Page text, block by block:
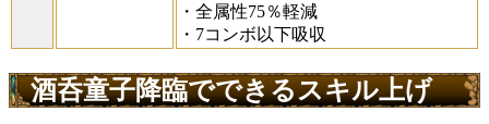
・全属性75％軽減
・7コンボ以下吸収
酒呑童子降臨でできるスキル上げ